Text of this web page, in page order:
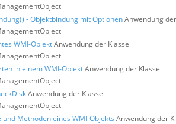
- Objektbindung mit OptionenAnwendung
WMI-ObjektAnwendung der Klasse
in einem WMI-ObjektAnwendung der Klasse
Anwendung der Klasse
Methoden eines WMI-Objekts Anwendung der